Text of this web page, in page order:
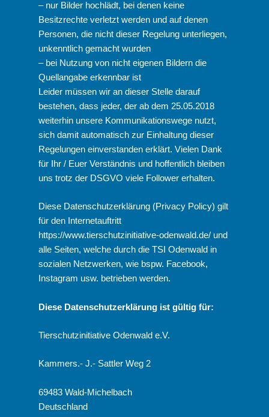
– nur Bilder hochlädt, bei denen keine
Besitzrechte verletzt werden und auf denen
Personen, die nicht dieser Regelung unterliegen,
unkenntlich gemacht wurden
– bei Nutzung von nicht eigenen Bildern die
Quellangabe erkennbar ist
Leider müssen wir an dieser Stelle darauf
bestehen, dass jeder, der ab dem 25.05.2018
weiterhin unsere Kommunikationswege nutzt,
sich damit automatisch zur Einhaltung dieser
Regelungen einverstanden erklärt. Vielen Dank
für Ihr / Euer Verständnis und hoffentlich bleiben
uns trotz der DSGVO viele Follower erhalten.
Diese Datenschutzerklärung (Privacy Policy) gilt
für den Internetauftritt
https://www.tierschutzinitiative-odenwald.de/ und
alle Seiten, welche durch die TSI Odenwald in
sozialen Netzwerken, wie bspw. Facebook,
Instagram usw. betrieben werden.
Diese Datenschutzerklärung ist gültig für:
Tierschutzinitiative Odenwald e.V.
Kammers.- J.- Sattler Weg 2
69483 Wald-Michelbach
Deutschland